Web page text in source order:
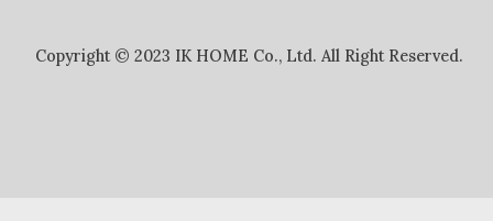
Copyright © 2023 IK HOME Co., Ltd. All Right Reserved.